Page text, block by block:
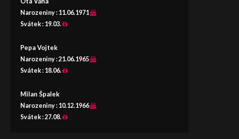
Narozeniny : 11.06.1971
Svátek : 19.03.
Pepa Vojtek
Narozeniny :21.06.1965
Svátek : 18.06.
Milan Špalek
Narozeniny : 10.12.1966
Svátek :27.08.